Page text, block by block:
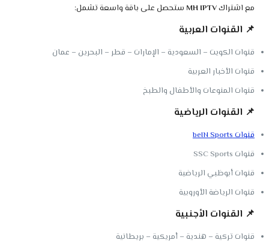
مع اشتراكMH IPTV ستحصل على باقة واسعة تشمل:
📌 القنوات العربية
قنوات الكويت – السعودية – الإمارات – قطر – البحرين – عمان
قنوات الأخبار العربية
قنوات المنوعات والأطفال والطبخ
📌 القنوات الرياضية
قنوات beIN Sports
قنوات SSC Sports
قنوات أبوظبي الرياضية
قنوات الرياضة الأوروبية
📌 القنوات الأجنبية
قنوات تركية – هندية – أمريكية – بريطانية